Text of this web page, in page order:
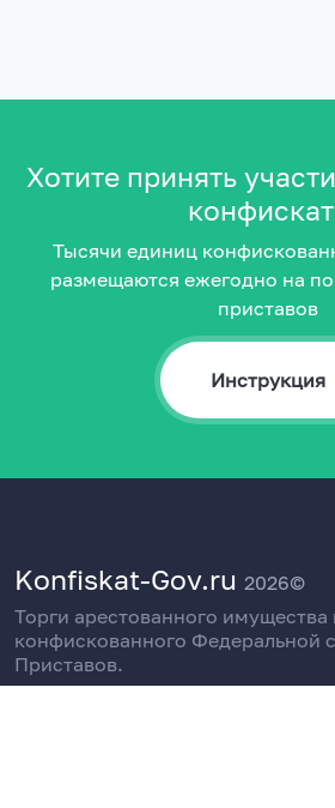
Хотите принять
Тысячи единиц
размещаются ежегодно на
приставов
Инструкция
Konfiskat-Gov.ru 2026©
Торги арестованного
конфискованного Федеральной
Приставов.